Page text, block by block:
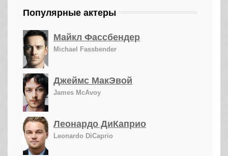
Популярные актеры
Майкл Фассбендер
Michael Fassbender
Джеймс МакЭвой
James McAvoy
Леонардо ДиКаприо
Leonardo DiCaprio